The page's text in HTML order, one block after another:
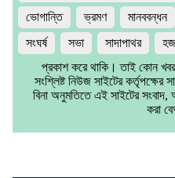
ভোগান্তি
ভ্রমণ মানববন্ধন
সংঘর্ষ
সভা সাদাপাথর হজ
প্রকাশ করে থাকি। তাই কোন
সংশ্লিষ্ট নিউজ সাইটের
বিনা অনুমতিতে এই সাইটের
করা